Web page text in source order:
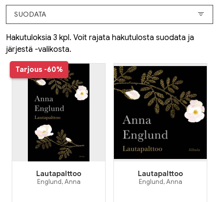
SUODATA
Hakutuloksia 3 kpl. Voit rajata hakutulosta suodata ja
järjestä -valikosta.
Tarjous -60%
Lautapalttoo
Englund, Anna
Lautapalttoo
Englund, Anna